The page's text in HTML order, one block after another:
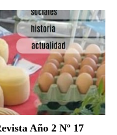
Año 2 Nº 17